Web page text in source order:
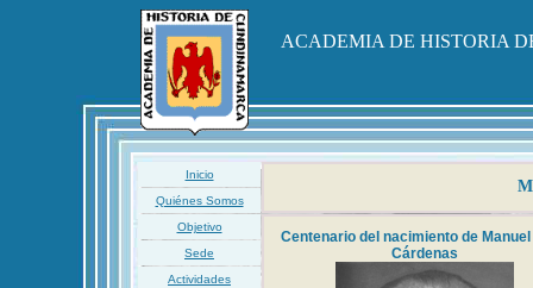
ACADEMIA DE HISTORIA
Inicio
Quiénes Somos
Objetivo
Centenario del nacimiento de
Cárdenas
Sede
Actividades